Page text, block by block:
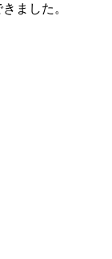
ました。